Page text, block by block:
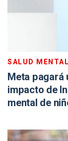
SALUD MENTAL
Meta pagará
impacto de
mental de